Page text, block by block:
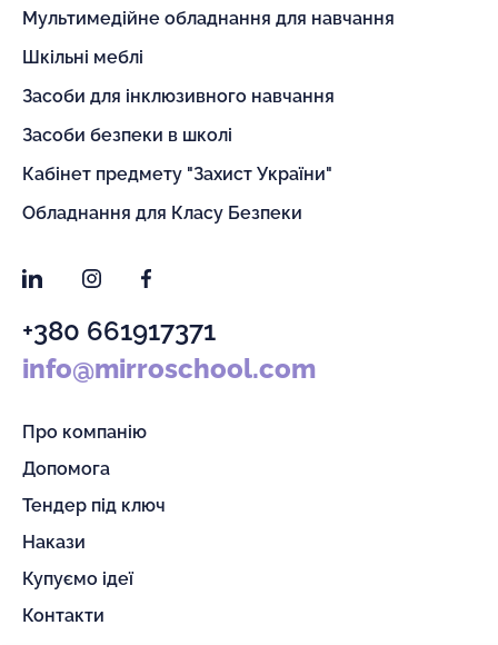
Мультимедійне обладнання для навчання
Шкільні меблі
Засоби для інклюзивного навчання
Засоби безпеки в школі
Кабінет предмету "Захист України"
Обладнання для Класу Безпеки
LinkedInInstagramFacebook
+380 661917371
info@mirroschool.com
Про компанію
Допомога
Тендер під ключ
Накази
Купуємо ідеї
Контакти